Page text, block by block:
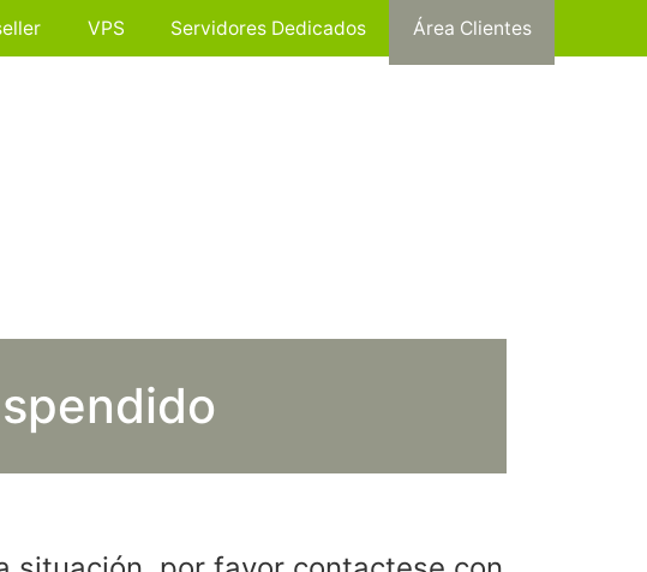
VPS Servidores Dedicados Área Clientes